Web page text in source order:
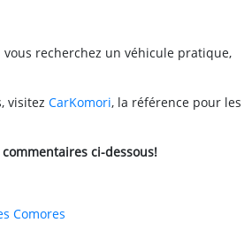
vous recherchez un véhicule pratique,
visitez CarKomori, la référence pour les
ci-dessous!
Comores